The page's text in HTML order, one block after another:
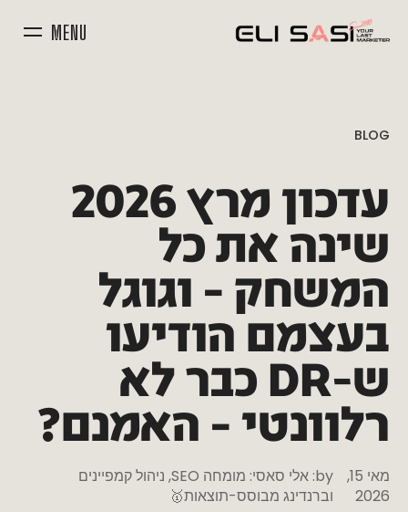
MENU
BLOG
עדכון מרץ2026
שינה אתכל
המשחק – וגוגל
בעצמם הודיעו
ש-DR כברלא
רלוונטי – האמנם?
מאי 15,
2026
by:
אלי סאסי: מומחה SEO, ניהול קמפיינים
וברנדינג מבוסס-תוצאות🥇